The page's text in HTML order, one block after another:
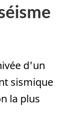
d'un
sismique
la plus